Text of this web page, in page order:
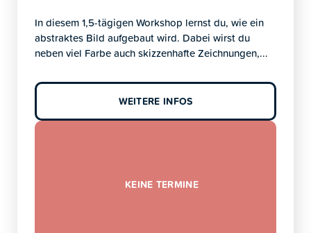
In diesem 1,5-tägigen Workshop lernst du, wie ein
abstraktes Bild aufgebaut wird. Dabei wirst du
neben viel Farbe auch skizzenhafte Zeichnungen,...
WEITERE INFOS
KEINE TERMINE